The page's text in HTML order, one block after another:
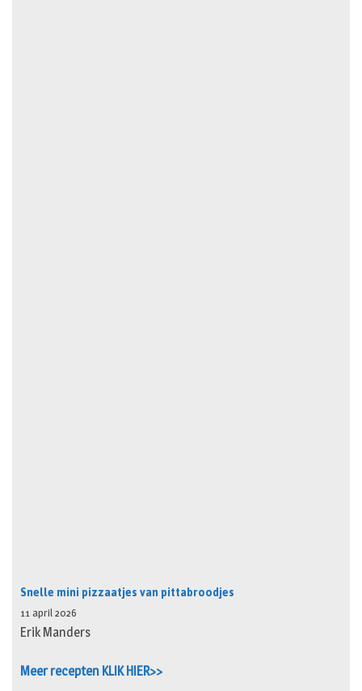
Snelle mini pizzaatjes van pittabroodjes
11 april 2026
Erik Manders
Meer recepten KLIK HIER>>